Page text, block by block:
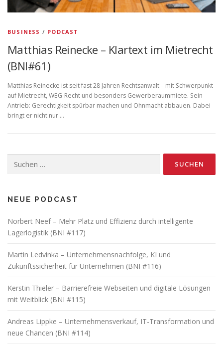
BUSINESS / PODCAST
Matthias Reinecke – Klartext im Mietrecht
(BNI#61)
Matthias Reinecke ist seit fast 28 Jahren Rechtsanwalt – mit Schwerpunkt
auf Mietrecht, WEG-Recht und besonders Gewerberaummiete. Sein
Antrieb: Gerechtigkeit spürbar machen und Ohnmacht abbauen. Dabei
bringt er nicht nur …
nach:
NEUE PODCAST
Norbert Neef – Mehr Platz und Effizienz durch intelligente
Lagerlogistik (BNI #117)
Martin Ledvinka – Unternehmensnachfolge, KI und
Zukunftssicherheit für Unternehmen (BNI #116)
Kerstin Thieler – Barrierefreie Webseiten und digitale Lösungen
mit Weitblick (BNI #115)
Andreas Lippke – Unternehmensverkauf, IT-Transformation und
neue Chancen (BNI #114)